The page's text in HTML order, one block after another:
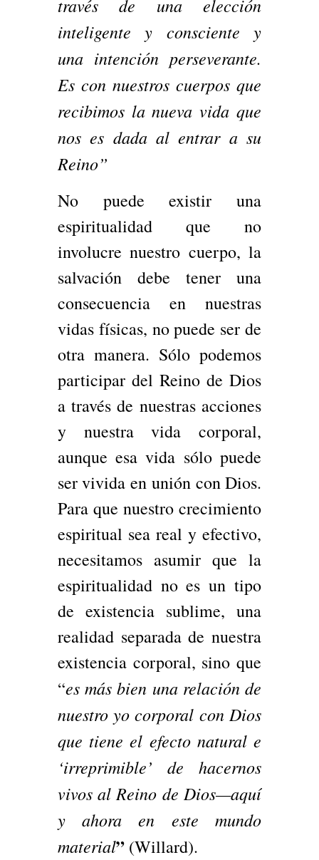
través de una elección
inteligente y consciente y
una intención perseverante.
Es con nuestros cuerpos que
recibimos la nueva vida que
nos es dada al entrar a su
Reino”
No puede existir una
espiritualidad que no
involucre nuestro cuerpo, la
salvación debe tener una
consecuencia en nuestras
vidas físicas, no puede ser de
otra manera. Sólo podemos
participar del Reino de Dios
a través de nuestras acciones
y nuestra vida corporal,
aunque esa vida sólo puede
ser vivida en unión con Dios.
Para que nuestro crecimiento
espiritual sea real y efectivo,
necesitamos asumir que la
espiritualidad no es un tipo
de existencia sublime, una
realidad separada de nuestra
existencia corporal, sino que
“es más bien una relación de
nuestro yo corporal con Dios
que tiene el efecto natural e
‘irreprimible’ de hacernos
vivos al Reino de Dios—aquí
y ahora en este mundo
material” (Willard).